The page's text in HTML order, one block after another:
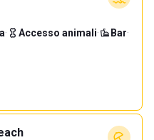
· Accesso animali· Bar·